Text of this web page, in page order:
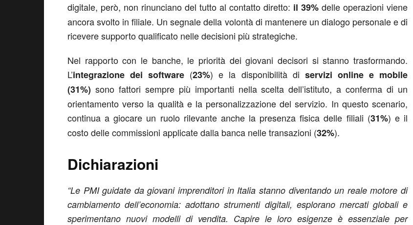
digitale, però, non rinunciano del tutto al contatto diretto: il 39% delle operazioni viene
ancora svolto in filiale. Un segnale della volontà di mantenere un dialogo personale e di
ricevere supporto qualificato nelle decisioni più strategiche.
Nel rapporto con le banche, le priorità dei giovani decisori si stanno trasformando.
L’integrazione dei software (23%) e la disponibilità di servizi online e mobile
(31%) sono fattori sempre più importanti nella scelta dell’istituto, a conferma di un
orientamento verso la qualità e la personalizzazione del servizio. In questo scenario,
continua a giocare un ruolo rilevante anche la presenza fisica delle filiali (31%) e il
costo delle commissioni applicate dalla banca nelle transazioni (32%).
Dichiarazioni
“Le PMI guidate da giovani imprenditori in Italia stanno diventando un reale motore di
cambiamento dell’economia: adottano strumenti digitali, esplorano mercati globali e
sperimentano nuovi modelli di vendita. Capire le loro esigenze è essenziale per